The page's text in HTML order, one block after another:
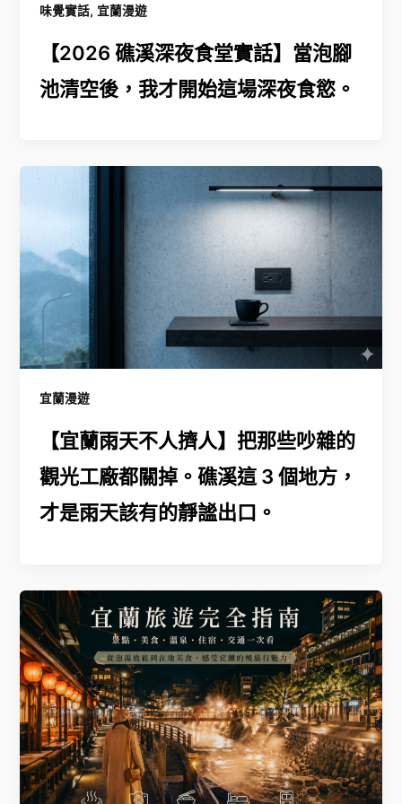
味覺實話,宜蘭漫遊
【2026 礁溪深夜食堂實話】當泡腳
池清空後，我才開始這場深夜食慾。
宜蘭漫遊
【宜蘭雨天不人擠人】把那些吵雜的
觀光工廠都關掉。礁溪這 3 個地方，
才是雨天該有的靜謐出口。